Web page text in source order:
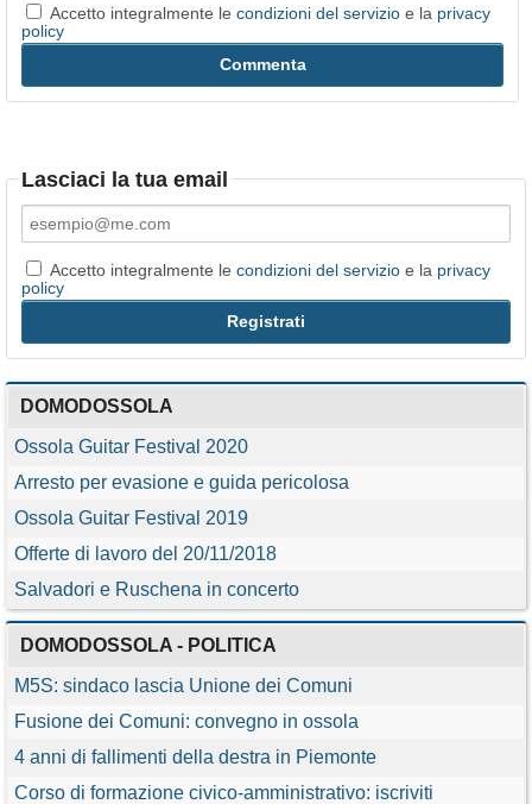
Accetto integralmente le condizioni del servizio e la privacy
policy
Lasciaci la tua email
Accetto integralmente le condizioni del servizio e la privacy
policy
DOMODOSSOLA
Ossola Guitar Festival 2020
Arresto per evasione e guida pericolosa
Ossola Guitar Festival 2019
Offerte di lavoro del 20/11/2018
Salvadori e Ruschena in concerto
DOMODOSSOLA - POLITICA
M5S: sindaco lascia Unione dei Comuni
Fusione dei Comuni: convegno in ossola
4 anni di fallimenti della destra in Piemonte
Corso di formazione civico-amministrativo: iscriviti